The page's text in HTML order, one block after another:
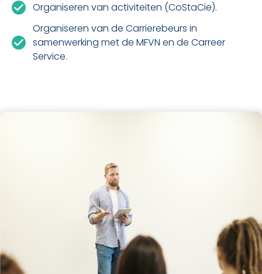
Organiseren van activiteiten (CoStaCie).
Organiseren van de Carrierebeurs in
samenwerking met de MFVN en de Carreer
Service.